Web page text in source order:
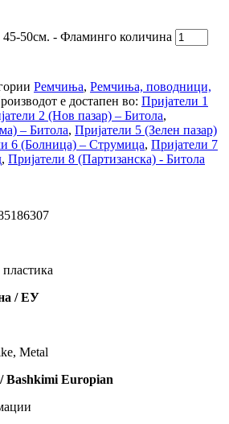
50см. - Фламинго количина
Ремчиња, Ремчиња, поводници,
е достапен во: Пријатели 1
2 (Нов пазар) – Битола,
– Битола, Пријатели 5 (Зелен пазар)
6 (Болница) – Струмица, Пријатели 7
, Пријатели 8 (Партизанска) - Битола
/ ЕУ
Metal
Bashkimi Europian